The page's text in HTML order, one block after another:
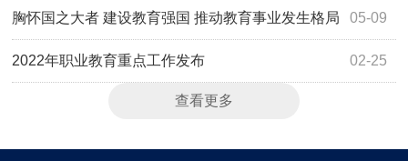
05-09
胸怀国之大者 建设教育强国 推动教育事业发生格局
性变化 02-25
2022年职业教育重点工作发布
查看更多